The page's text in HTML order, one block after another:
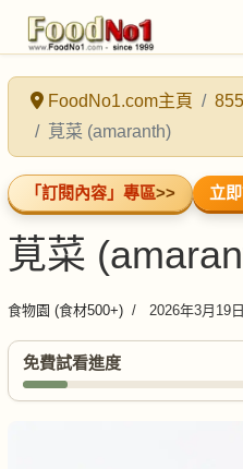
FoodNo1.com主頁
莧菜 (amaranth)
「訂閱內容」專區>> 立
莧菜
食物園 (食材500+) 2026年3月19日
免費試看進度